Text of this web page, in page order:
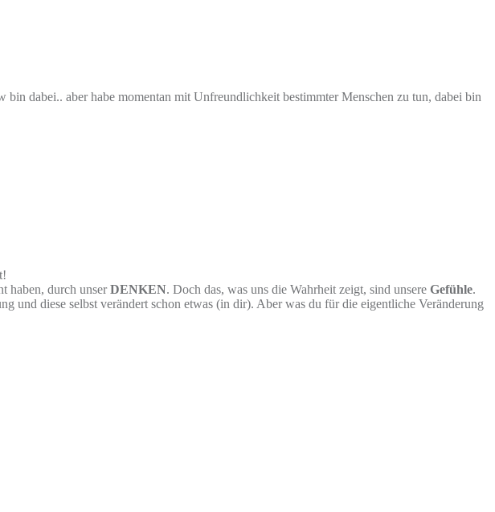
dabei.. aber habe momentan mit Unfreundlichkeit bestimmter Menschen zu tun, dabei bin
haben, durch unserDENKEN. Doch das, was uns die Wahrheit zeigt, sind unsere Gefühle.
diese selbst verändert schon etwas (in dir). Aber was du für die eigentliche Veränderung